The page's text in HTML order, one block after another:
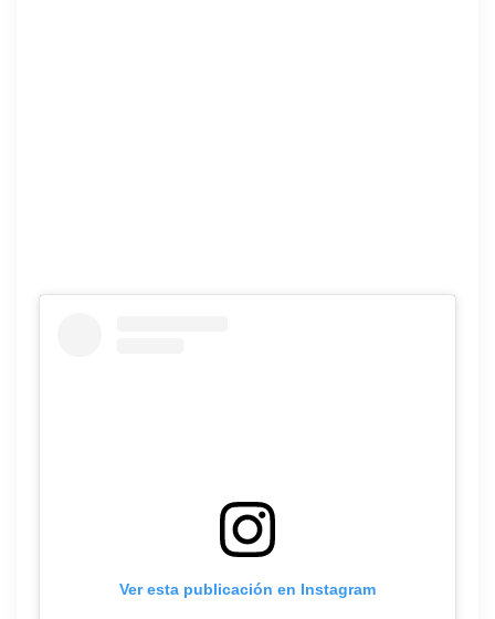
Ver esta publicación en Instagram